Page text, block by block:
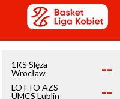
1KS Ślęza
Wrocław
--
LOTTO AZS
UMCS Lublin
--